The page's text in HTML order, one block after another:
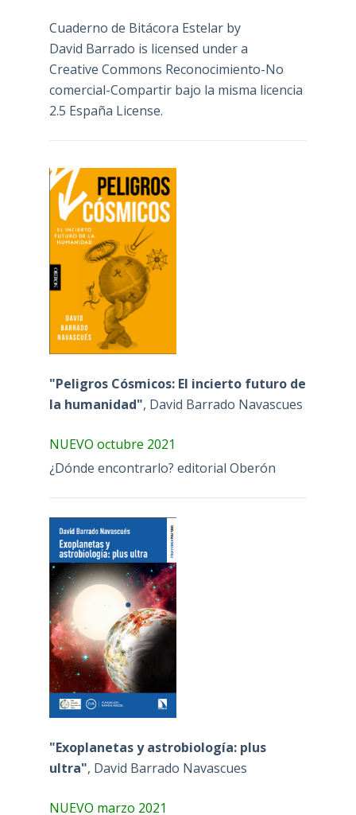
Cuaderno de Bitácora Estelarby
David Barrado is licensed under a
Creative Commons Reconocimiento-No
comercial-Compartir bajo la misma licencia
2.5 España License.
"Peligros Cósmicos: El incierto futuro de
la humanidad", David Barrado Navascues
NUEVO octubre 2021
¿Dónde encontrarlo? editorial Oberón
"Exoplanetas y astrobiología: plus
ultra", David Barrado Navascues
NUEVO marzo 2021